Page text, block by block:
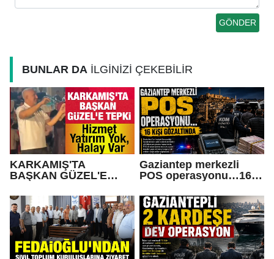
BUNLAR DA İLGİNİZİ ÇEKEBİLİR
KARKAMIŞ'TA
BAŞKAN GÜZEL'E
Yok, Halay Var
Gaziantep merkezli
POS operasyonu…16